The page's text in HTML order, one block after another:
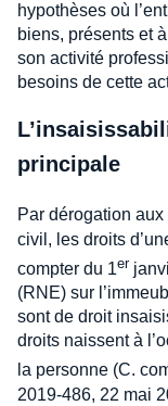
hypothèses où
biens, présents et
son activité
besoins de cette
principale
Par dérogation
civil, les droits
compter du 1er
(RNE) sur
sont de droit
droits naissent à
la personne (C.
2019-486, 22 mai